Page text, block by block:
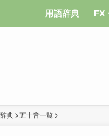
用語辞典 FX
典 五十音一覧